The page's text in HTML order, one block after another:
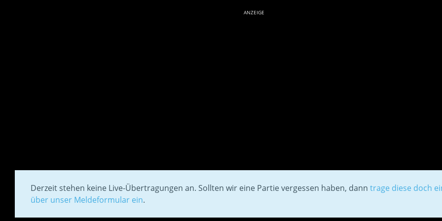
ANZEIGE
Derzeit stehen keine Live-Übertragungen an. Sollten wir eine Partie vergessen haben, dann trage diese doch
über unser Meldeformular ein.